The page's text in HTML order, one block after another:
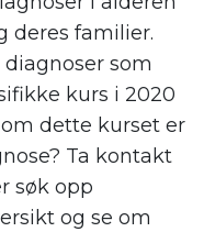
deres familier.
som
kurs i 2020
dette kurset er
Ta kontakt
søk opp
og se om